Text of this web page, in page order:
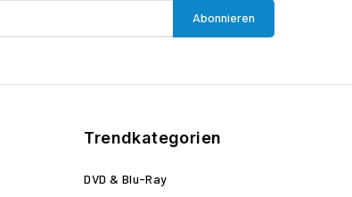
Trendkategorien
DVD & Blu-Ray